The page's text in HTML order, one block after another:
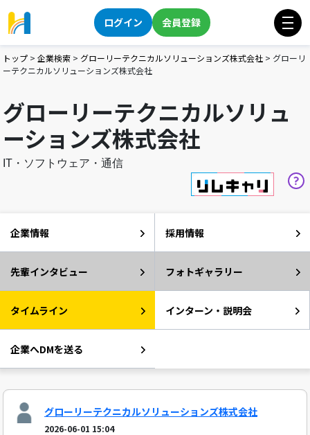
ログイン 会員登録
トップ > 企業検索 > グローリーテクニカルソリューションズ株式会社 > グローリ
ーテクニカルソリューションズ株式会社
グローリーテクニカルソリュ
ーションズ株式会社
IT・ソフトウェア・通信
企業情報 採用情報
先輩インタビュー フォトギャラリー
タイムライン インターン・説明会
企業へDMを送る
グローリーテクニカルソリューションズ株式会社
2026-06-01 15:04